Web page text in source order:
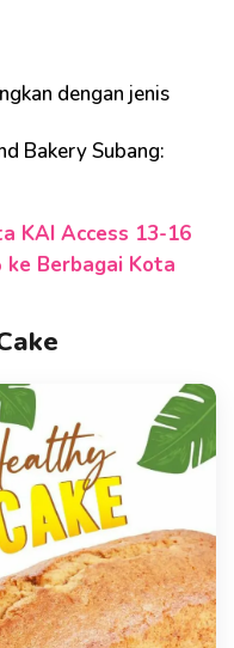
dengan jenis
Bakery Subang:
KAI Access 13-16
ke Berbagai Kota